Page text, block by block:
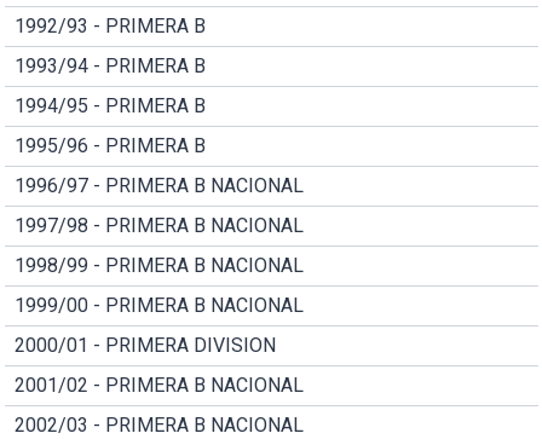
1992/93 - PRIMERA B
1993/94 - PRIMERA B
1994/95 - PRIMERA B
1995/96 - PRIMERA B
1996/97 - PRIMERA B NACIONAL
1997/98 - PRIMERA B NACIONAL
1998/99 - PRIMERA B NACIONAL
1999/00 - PRIMERA B NACIONAL
2000/01 - PRIMERA DIVISION
2001/02 - PRIMERA B NACIONAL
2002/03 - PRIMERA B NACIONAL